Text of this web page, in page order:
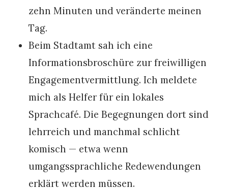
zehn Minuten und veränderte meinen
Tag.
Beim Stadtamt sah ich eine
Informationsbroschüre zur freiwilligen
Engagementvermittlung. Ich meldete
mich als Helfer für ein lokales
Sprachcafé. Die Begegnungen dort sind
lehrreich und manchmal schlicht
komisch — etwa wenn
umgangssprachliche Redewendungen
erklärt werden müssen.